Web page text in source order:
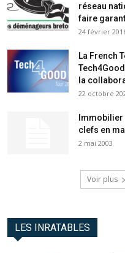
réseau
faire
24 février
La French
la
22 octobre
clefs en
2 mai 2003
Voir plus
LES INRATABLES